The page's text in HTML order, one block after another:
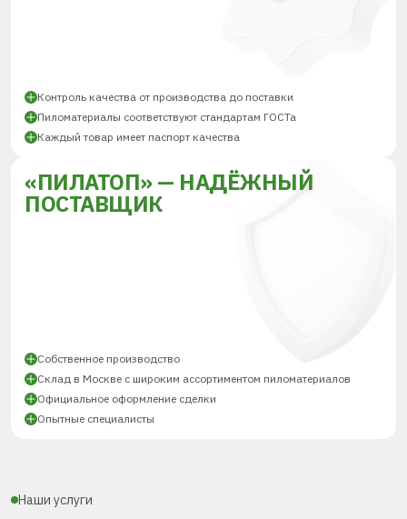
Контроль качества от производства до поставки
Пиломатериалы соответствуют стандартам ГОСТа
Каждый товар имеет паспорт качества
«ПИЛАТОП» — НАДЁЖНЫЙ
ПОСТАВЩИК
Собственное производство
Склад в Москве с широким ассортиментом пиломатериалов
Официальное оформление сделки
Опытные специалисты
Наши услуги